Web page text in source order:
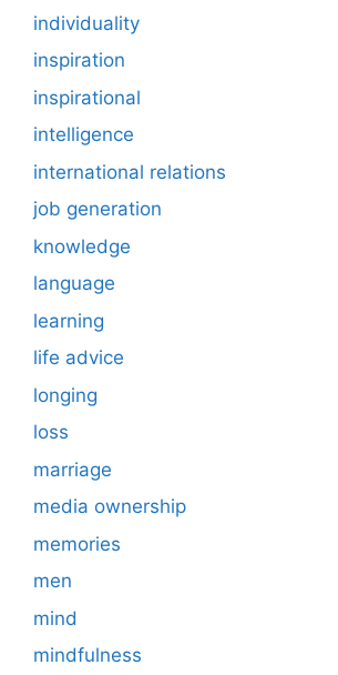
individuality
inspiration
inspirational
intelligence
international relations
job generation
knowledge
language
learning
life advice
longing
loss
marriage
media ownership
memories
men
mind
mindfulness